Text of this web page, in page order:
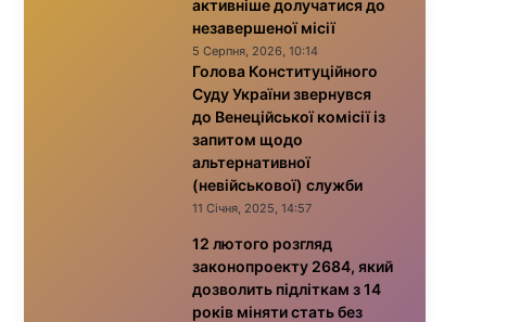
активніше долучатися до
незавершеної місії
5 Серпня, 2026, 10:14
Голова Конституційного
Суду України звернувся
до Венеційської комісії із
запитом щодо
альтернативної
(невійськової) служби
11 Січня, 2025, 14:57
12 лютого розгляд
законопроекту 2684, який
дозволить підліткам з 14
років міняти стать без